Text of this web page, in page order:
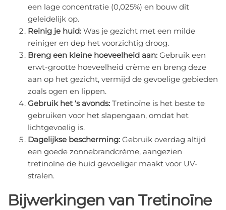
een lage concentratie (0,025%) en bouw dit
geleidelijk op.
Reinig je huid: Was je gezicht met een milde
reiniger en dep het voorzichtig droog.
Breng een kleine hoeveelheid aan: Gebruik een
erwt-grootte hoeveelheid crème en breng deze
aan op het gezicht, vermijd de gevoelige gebieden
zoals ogen en lippen.
Gebruik het ‘s avonds: Tretinoïne is het beste te
gebruiken voor het slapengaan, omdat het
lichtgevoelig is.
Dagelijkse bescherming: Gebruik overdag altijd
een goede zonnebrandcrème, aangezien
tretinoïne de huid gevoeliger maakt voor UV-
stralen.
Bijwerkingen van Tretinoïne